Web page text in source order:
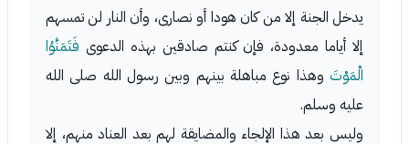
يدخل الجنة إلا من كان هودا أو نصارى، وأن النار لن تمسهم
إلا أياما معدودة، فإن كنتم صادقين بهذه الدعوى فَتَمَنَّوُا
الْمَوْتَ وهذا نوع مباهلة بينهم وبين رسول الله صلى الله
عليه وسلم.
وليس بعد هذا الإلجاء والمضايقة لهم بعد العناد منهم، إلا